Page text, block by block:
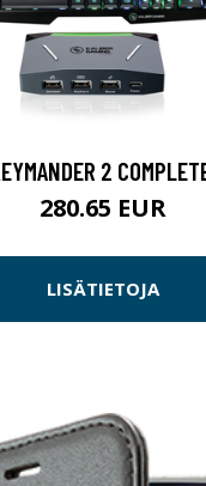
2
280.65 EUR
LISÄTIETOJA